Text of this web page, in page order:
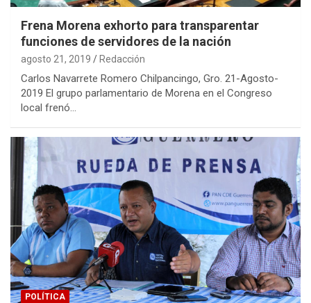
Frena Morena exhorto para transparentar
funciones de servidores de la nación
agosto 21, 2019 Redacción
Carlos Navarrete Romero Chilpancingo, Gro. 21-Agosto-
2019 El grupo parlamentario de Morena en el Congreso
local frenó…
POLÍTICA